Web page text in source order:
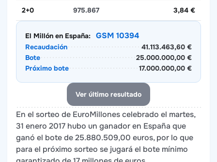
2+0 975.867 3,84 €
El Millón en España: GSM 10394
Recaudación
41.113.463,60 €
Bote
25.000.000,00 €
Próximo bote
17.000.000,00 €
Ver último resultado
En el sorteo de EuroMillones celebrado el martes,
31 enero 2017 hubo un ganador en España que
ganó el bote de 25.880.509,00 euros, por lo que
para el próximo sorteo se jugará el bote mínimo